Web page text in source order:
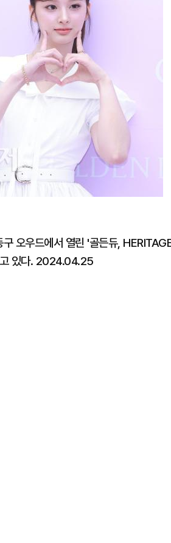
오우드에서 열린 '골든듀,
고 있다. 2024.04.25